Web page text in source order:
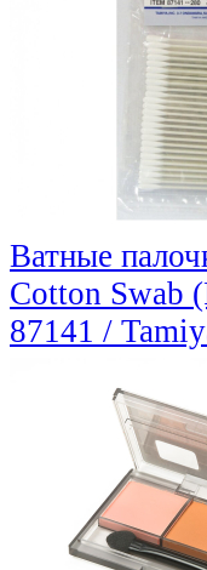
Ватные
Cotton Swab
87141 /